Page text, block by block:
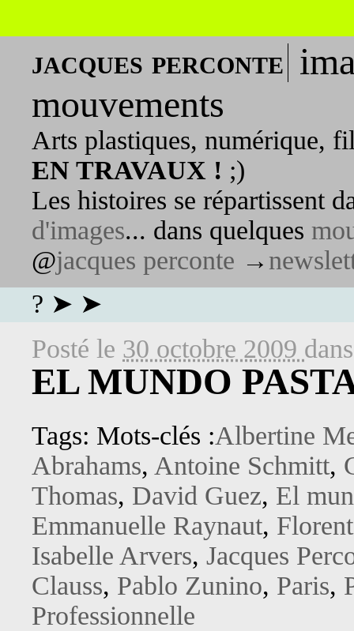
jacques perconte
mouvements
Arts plastiques, numérique,
EN TRAVAUX ! ;)
Les histoires se répartissent
d'images... dans quelques
@jacques perconte →
? ➤ ➤
Posté le 30 octobre 2009
EL MUNDO
Tags: Mots-clés :Albertine
Abrahams, Antoine Schmitt,
Thomas, David Guez, El
Emmanuelle Raynaut,
Isabelle Arvers, Jacques
Clauss, Pablo Zunino, Paris,
Professionnelle